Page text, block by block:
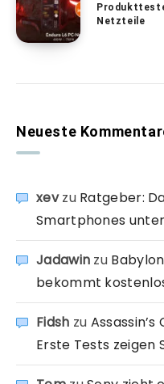
Netzteile
Neueste
xevzu Ratgeber:
Smartphones
Jadawin zu
bekommt
Fidsh zu
Erste Tests zeigen